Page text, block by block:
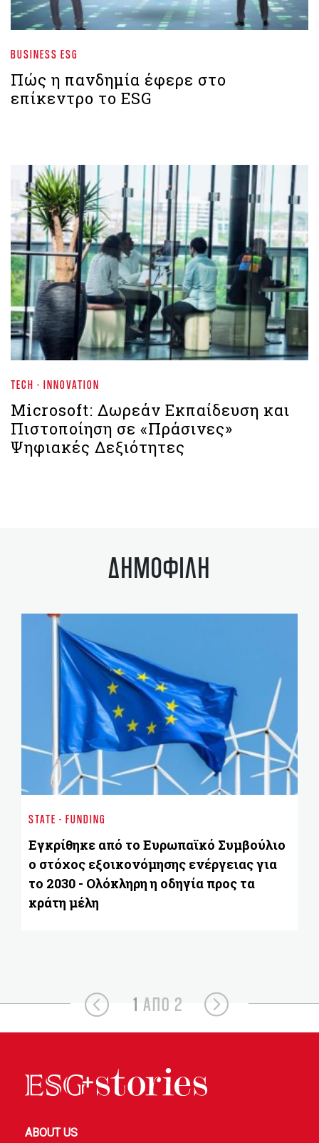
BUSINESS ESG
Πώς η πανδημία έφερε στο
επίκεντρο το ESG
TECH - INNOVATION
Microsoft: Δωρεάν Εκπαίδευση και
Πιστοποίηση σε «Πράσινες»
Ψηφιακές Δεξιότητες
ΔΗΜΟΦΙΛΗ
STATE - FUNDING
Εγκρίθηκε από το Ευρωπαϊκό Συμβούλιο
ο στόχος εξοικονόμησης ενέργειας για
το 2030 - Ολόκληρη η οδηγία προς τα
κράτη μέλη
1 ΑΠΟ 2
ABOUT US